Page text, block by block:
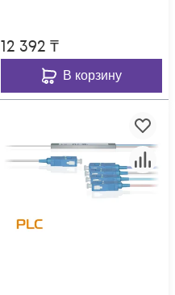
12 392 ₸
В корзину